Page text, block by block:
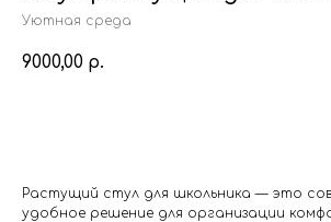
Уютная среда
9000,00 р.
Растущий стул для школьника — это
удобное решение для организации